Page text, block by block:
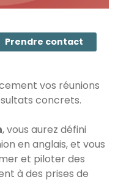
Prendre contact
vos réunions
concrets.
, vous aurez défini
en anglais, et vous
et piloter des
à des prises de